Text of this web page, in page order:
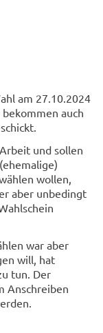
am 27.10.2024
auch
und sollen
wollen,
aber unbedingt
war aber
will, hat
tun. Der
Anschreiben